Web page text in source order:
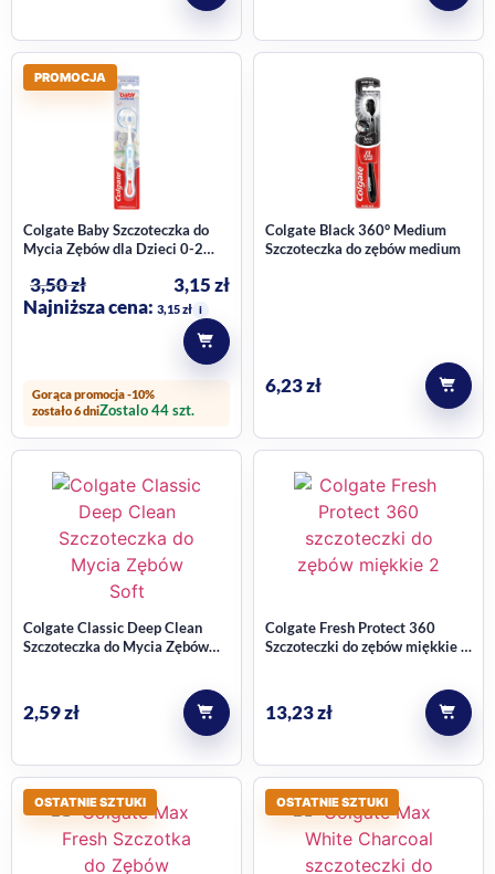
PROMOCJA
Colgate Baby Szczoteczka do
Mycia Zębów dla Dzieci 0-2
3,50zł 3,15zł
Najniższa cena: 3,15zł i
Gorąca promocja -10%
zostało 6 dniZostalo 44 szt.
Colgate Black 360° Medium
Szczoteczka do zębów medium
6,23zł
Colgate Classic Deep Clean
Szczoteczka do Mycia Zębów
2,59zł
Colgate Fresh Protect 360
Szczoteczki do zębów miękkie –
13,23zł
OSTATNIE SZTUKI OSTATNIE SZTUKI